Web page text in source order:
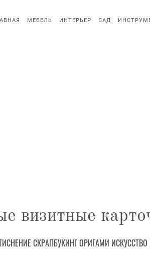
МЕБЕЛЬ ИНТЕРЬЕР САД
визитные
СКРАПБУКИНГОРИГАМИ ИСКУССТВО